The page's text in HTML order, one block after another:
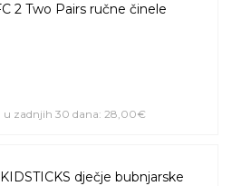
2 Two Pairs ručne činele
u zadnjih 30 dana: 28,00€
dječje bubnjarske